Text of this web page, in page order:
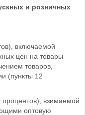
и розничных
включаемой
цен на товары
товаров,
(пункты 12
взимаемой
оптовую